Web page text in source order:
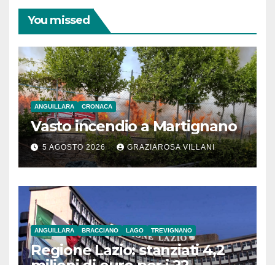
You missed
ANGUILLARA CRONACA
Vasto incendio a Martignano
5 AGOSTO 2026 GRAZIAROSA VILLANI
ANGUILLARA BRACCIANO LAGO TREVIGNANO
Regione Lazio: stanziati 4,2